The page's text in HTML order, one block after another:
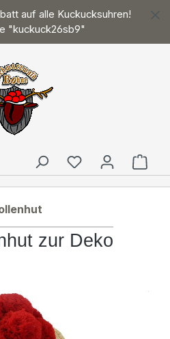
auf alle Kuckucksuhren!
"kuckuck26sb9"
zur Deko